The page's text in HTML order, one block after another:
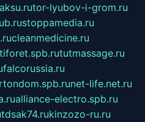
tor-lyubov-i-grom.ru
stoppamedia.ru
cleanmedicine.ru
tutmassage.ru
falcorussia.ru
net-life.net.ru
alliance-electro.spb.ru
tdsak74.rukinzozo-ru.ru